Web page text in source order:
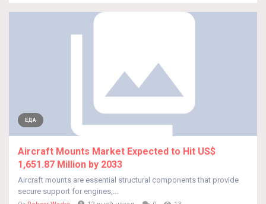
ЕДА
Aircraft Mounts Market Expected to Hit US$
1,651.87 Million by 2033
Aircraft mounts are essential structural components that provide
secure support for engines,...